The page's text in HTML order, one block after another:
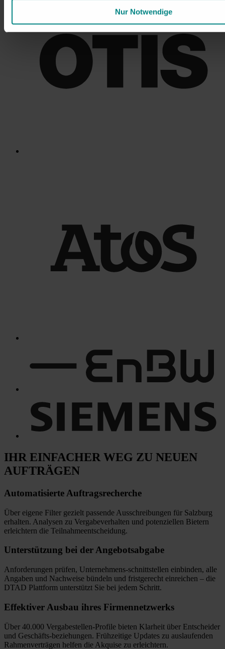
Nur Notwendige
IHR EINFACHER WEG ZU NEUEN
AUFTRÄGEN
Automatisierte Auftragsrecherche
Über eigene Filter gezielt passende Ausschreibungen für Salzburg
erhalten. Analysen zu Vergabeverhalten und potenziellen Bietern
erleichtern die Teilnahmeentscheidung.
Unterstützung bei der Angebotsabgabe
Anforderungen prüfen, Unternehmens-schnittstellen einbinden, alle
Angaben und Nachweise bündeln und fristgerecht einreichen – die
DTAD Plattform unterstützt Sie bei jedem Schritt.
Effektiver Ausbau ihres Firmennetzwerks
Über 40.000 Vergabestellen-Profile bieten Klarheit über Entscheider
und Geschäfts-beziehungen. Frühzeitige Updates zu auslaufenden
Rahmenverträgen helfen die Akquise zu erleichtern.